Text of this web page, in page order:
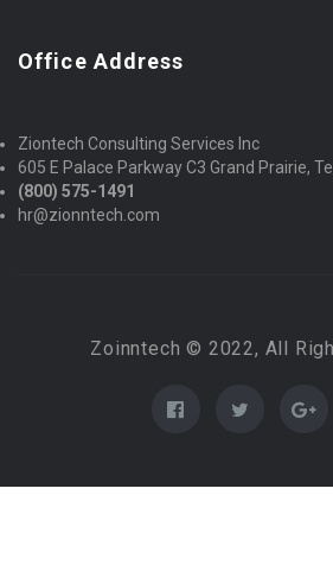
Office Address
Ziontech Consulting Services Inc
605 E Palace Parkway C3 Grand Prairie,
(800) 575-1491
hr@zionntech.com
Zoinntech © 2022, All